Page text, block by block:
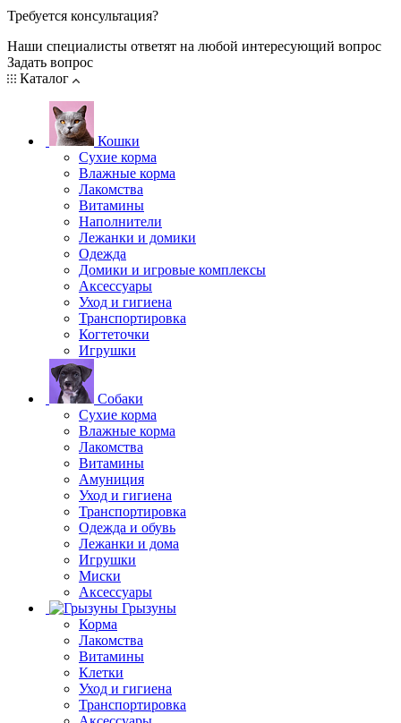
Требуется консультация?
Наши специалисты ответят на любой интересующий вопрос
Задать вопрос
Каталог
Кошки
Сухие корма
Влажные корма
Лакомства
Витамины
Наполнители
Лежанки и домики
Одежда
Домики и игровые комплексы
Аксессуары
Уход и гигиена
Транспортировка
Когтеточки
Игрушки
Собаки
Сухие корма
Влажные корма
Лакомства
Витамины
Амуниция
Уход и гигиена
Транспортировка
Одежда и обувь
Лежанки и дома
Игрушки
Миски
Аксессуары
Грызуны
Корма
Лакомства
Витамины
Клетки
Уход и гигиена
Транспортировка